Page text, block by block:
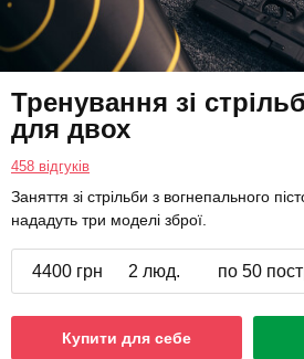
Тренування зі
для двох
458 відгуків
Заняття зі стрільби з вогнепального
нададуть три моделі зброї.
4400 грн 2 люд. по 50
Купити для себе